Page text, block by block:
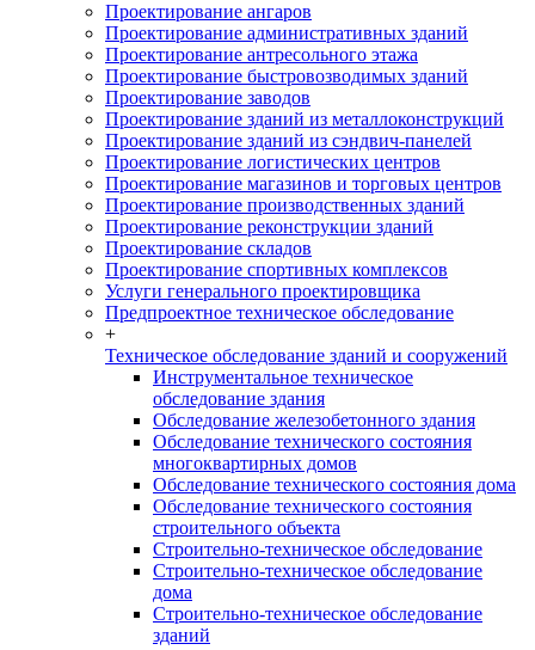
Проектирование ангаров
Проектирование административных зданий
Проектирование антресольного этажа
Проектирование быстровозводимых зданий
Проектирование заводов
Проектирование зданий из металлоконструкций
Проектирование зданий из сэндвич-панелей
Проектирование логистических центров
Проектирование магазинов и торговых центров
Проектирование производственных зданий
Проектирование реконструкции зданий
Проектирование складов
Проектирование спортивных комплексов
Услуги генерального проектировщика
Предпроектное техническое обследование
+
Техническое обследование зданий и сооружений
Инструментальное техническое
обследование здания
Обследование железобетонного здания
Обследование технического состояния
многоквартирных домов
Обследование технического состояния дома
Обследование технического состояния
строительного объекта
Строительно-техническое обследование
Строительно-техническое обследование
дома
Строительно-техническое обследование
зданий